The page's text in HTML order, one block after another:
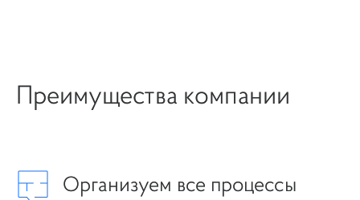
Преимущества компании
Организуем все процессы